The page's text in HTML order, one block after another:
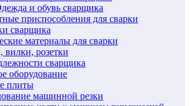
и обувь сварщика
приспособления для сварки
сварщика
материалы для сварки
вилки, розетки
сварщика
оборудование
плиты
машинной резки